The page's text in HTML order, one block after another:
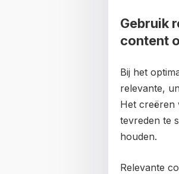
Gebruik
content
Bij het
relevante,
Het creëren
tevreden te
houden.
Relevante